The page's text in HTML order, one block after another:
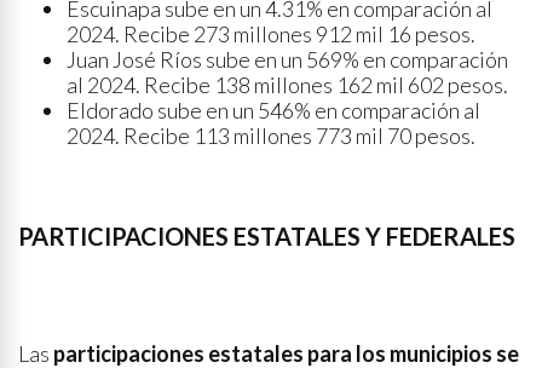
Escuinapa sube en un 4.31% en comparación al
2024. Recibe 273 millones 912 mil 16 pesos.
Juan José Ríos sube en un 569% en comparación
al 2024. Recibe 138 millones 162 mil 602 pesos.
Eldorado sube en un 546% en comparación al
2024. Recibe 113 millones 773 mil 70 pesos.
PARTICIPACIONES ESTATALES Y FEDERALES
Las participaciones estatales para los municipios se